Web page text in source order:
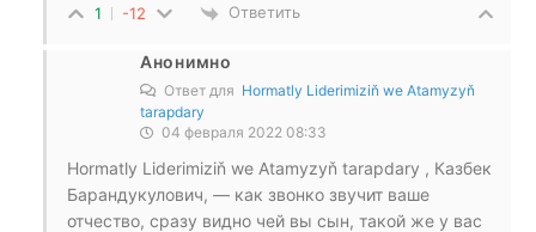
1 -12 Ответить
Анонимно
Ответ для Hormatly Liderimiziň we Atamyzyň
tarapdary
04 февраля 2022 08:33
Hormatly Liderimiziň we Atamyzyň tarapdary , Казбек
Барандукулович, — как звонко звучит ваше
отчество, сразу видно чей вы сын, такой же у вас